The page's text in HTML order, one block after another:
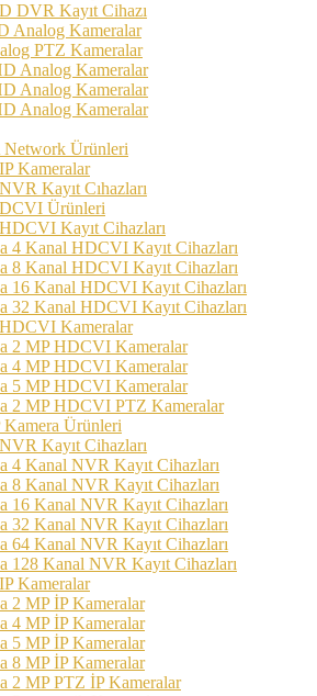
Kayıt Cihazı
Analog Kameralar
PTZ Kameralar
Analog Kameralar
Analog Kameralar
Analog Kameralar
Ürünleri
Kameralar
Kayıt Cıhazları
Ürünleri
Kayıt Cihazları
HDCVI Kayıt Cihazları
HDCVI Kayıt Cihazları
Kanal HDCVI Kayıt Cihazları
Kanal HDCVI Kayıt Cihazları
Kameralar
MP HDCVI Kameralar
MP HDCVI Kameralar
MP HDCVI Kameralar
MP HDCVI PTZ Kameralar
Ürünleri
Kayıt Cihazları
NVR Kayıt Cihazları
NVR Kayıt Cihazları
Kanal NVR Kayıt Cihazları
Kanal NVR Kayıt Cihazları
Kanal NVR Kayıt Cihazları
Kanal NVR Kayıt Cihazları
Kameralar
MP İP Kameralar
MP İP Kameralar
MP İP Kameralar
MP İP Kameralar
MP PTZ İP Kameralar